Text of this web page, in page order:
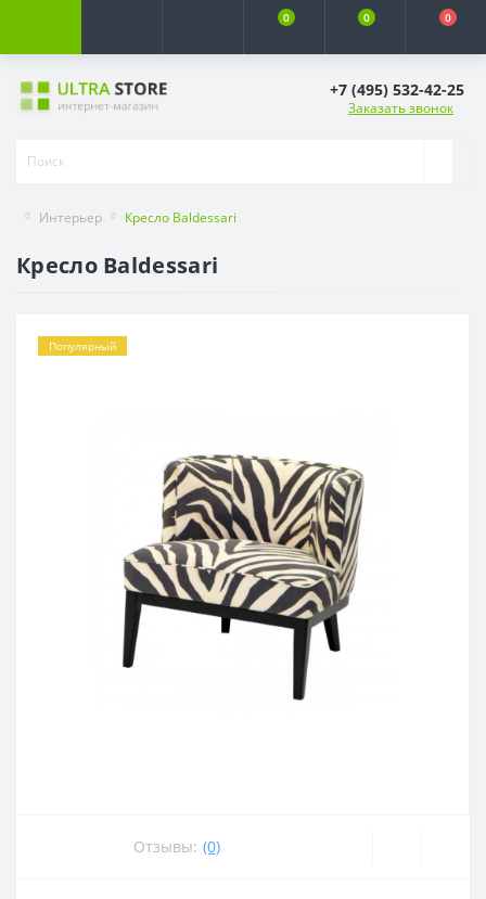
0 0 0
+7 (495) 532-42-25
Заказать звонок
Интерьер Кресло Baldessari
Кресло Baldessari
Популярный
Отзывы: (0)